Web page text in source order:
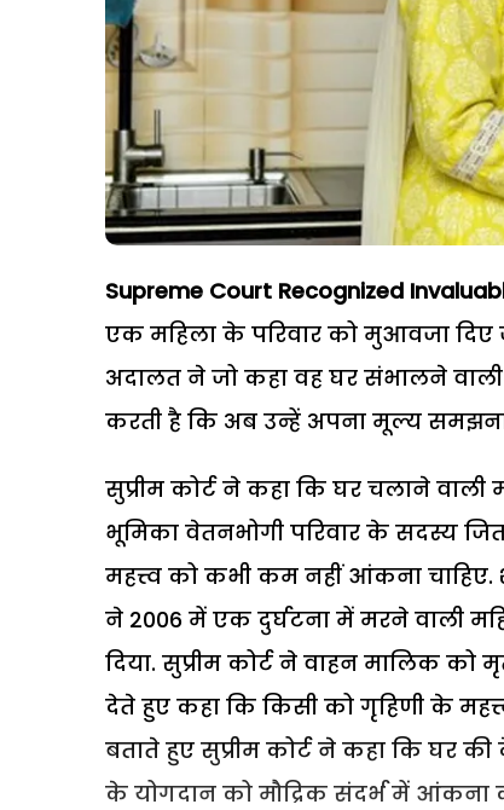
Supreme Court Recognized
एक महिला के परिवार को मुआवजा
अदालत ने जो कहा वह घर संभालने
करती है कि अब उन्हें अपना मूल्य समझना
सुप्रीम कोर्ट ने कहा कि घर चलाने
भूमिका वेतनभोगी परिवार के सदस्य
महत्त्व को कभी कम नहीं आंकना चाहिए.
ने 2006 में एक दुर्घटना में मरने वाली
दिया. सुप्रीम कोर्ट ने वाहन मालिक
देते हुए कहा कि किसी को गृहिणी के
बताते हुए सुप्रीम कोर्ट ने कहा कि घर
के योगदान को मौद्रिक संदर्भ में आंकना